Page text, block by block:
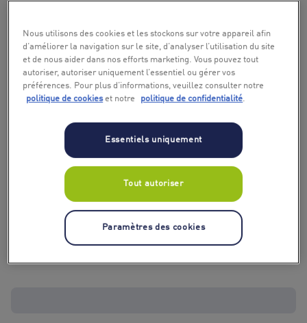
Nous utilisons des cookies et les stockons sur votre appareil afin
d’améliorer la navigation sur le site, d’analyser l’utilisation du site
et de nous aider dans nos efforts marketing. Vous pouvez tout
autoriser, autoriser uniquement l’essentiel ou gérer vos
préférences. Pour plus d’informations, veuillez consulter notre
politique de cookieset notre politique de confidentialité.
Essentiels uniquement
Tout autoriser
Paramètres des cookies